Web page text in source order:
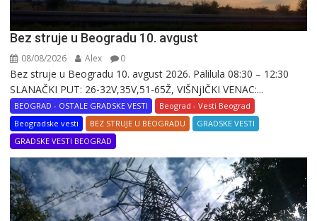
Bez struje u Beogradu 10. avgust
08/08/2026 Alex 0
Bez struje u Beogradu 10. avgust 2026. Palilula 08:30 – 12:30
SLANAČKI PUT: 26-32V,35V,51-65Ž, VIŠNjIČKI VENAC:...
BEOGRAD - OSTALE GRADSKE VESTI
Beograd - Vesti Beograd
Beogradske vesti
BEZ STRUJE U BEOGRADU
GRADSKE VESTI
GRADSKE VESTI BEOGRAD